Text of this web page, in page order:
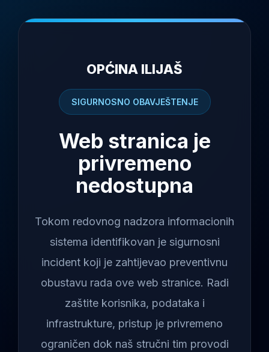
OPĆINA ILIJAŠ
SIGURNOSNO OBAVJEŠTENJE
Web stranica je
privremeno
nedostupna
Tokom redovnog nadzora informacionih
sistema identifikovan je sigurnosni
incident koji je zahtijevao preventivnu
obustavu rada ove web stranice. Radi
zaštite korisnika, podataka i
infrastrukture, pristup je privremeno
ograničen dok naš stručni tim provodi